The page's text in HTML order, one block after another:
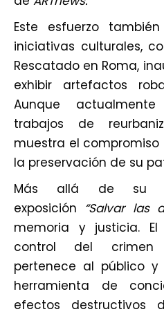
Este esfuerzo
iniciativas culturales,
Rescatado en Roma,
exhibir artefactos
Aunque
trabajos de
muestra el
la preservación de su
Más allá de su
exposición “Salvar las
memoria y justicia.
control del crimen
pertenece al público
herramienta de
efectos destructivos